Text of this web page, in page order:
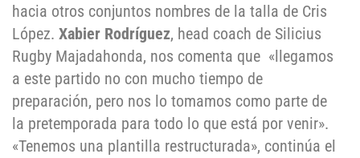
hacia otros conjuntos nombres de la talla de Cris
López. Xabier Rodríguez, head coach de Silicius
Rugby Majadahonda, nos comenta que «llegamos
a este partido no con mucho tiempo de
preparación, pero nos lo tomamos como parte de
la pretemporada para todo lo que está por venir».
«Tenemos una plantilla restructurada», continúa el